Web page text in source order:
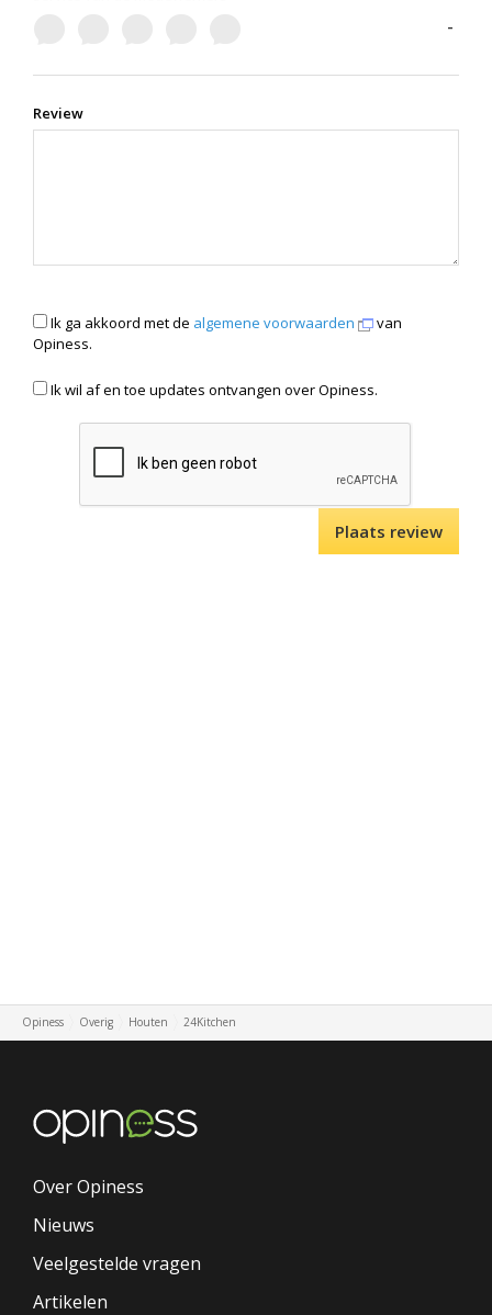
-
Review
Ik ga akkoord met de algemene voorwaarden
van
Opiness.
Ik wil af en toe updates ontvangen over Opiness.
Opiness Overig Houten 24Kitchen
Over Opiness
Nieuws
Veelgestelde vragen
Artikelen